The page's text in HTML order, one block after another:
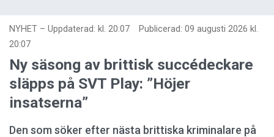
NYHET – Uppdaterad: kl. 20:07 Publicerad: 09 augusti 2026 kl.
20:07
Ny säsong av brittisk succédeckare
släpps på SVT Play: ”Höjer
insatserna”
Den som söker efter nästa brittiska kriminalare på